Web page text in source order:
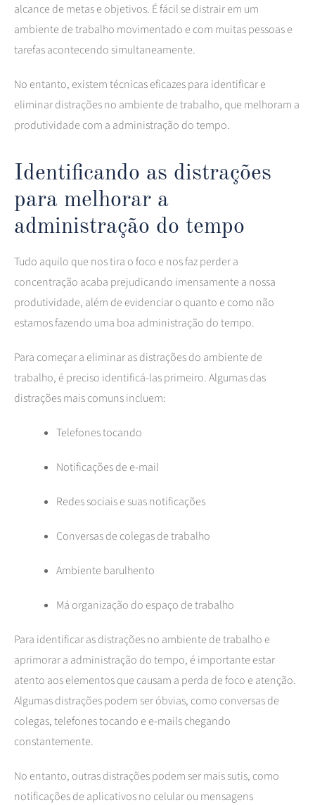
alcance de metas e objetivos. É fácil se distrair em um
ambiente de trabalho movimentado e com muitas pessoas e
tarefas acontecendo simultaneamente.
No entanto, existem técnicas eficazes para identificar e
eliminar distrações no ambiente de trabalho, que melhoram a
produtividade com a administração do tempo.
Identificando as distrações
para melhorar a
administração do tempo
Tudo aquilo que nos tira o foco e nos faz perder a
concentração acaba prejudicando imensamente a nossa
produtividade, além de evidenciar o quanto e como não
estamos fazendo uma boa administração do tempo.
Para começar a eliminar as distrações do ambiente de
trabalho, é preciso identificá-las primeiro. Algumas das
distrações mais comuns incluem:
Telefones tocando
Notificações de e-mail
Redes sociais e suas notificações
Conversas de colegas de trabalho
Ambiente barulhento
Má organização do espaço de trabalho
Para identificar as distrações no ambiente de trabalho e
aprimorar a administração do tempo, é importante estar
atento aos elementos que causam a perda de foco e atenção.
Algumas distrações podem ser óbvias, como conversas de
colegas, telefones tocando e e-mails chegando
constantemente.
No entanto, outras distrações podem ser mais sutis, como
notificações de aplicativos no celular ou mensagens